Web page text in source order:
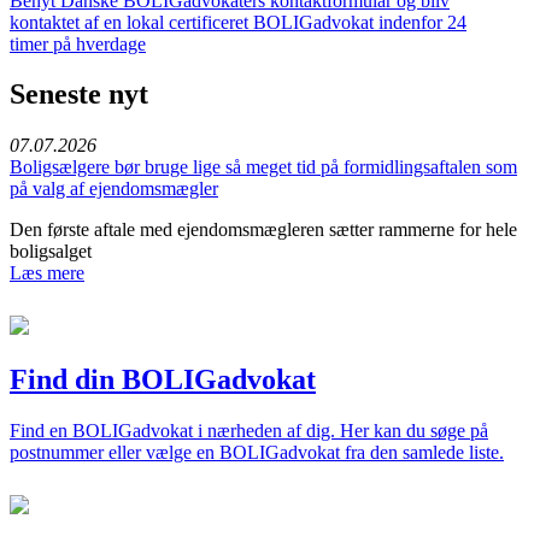
kontaktet af en lokal certificeret BOLIGadvokat indenfor 24
timer på hverdage
Seneste nyt
07.07.2026
Boligsælgere bør bruge lige så meget tid på formidlingsaftalen som
på valg af ejendomsmægler
Den første aftale med ejendomsmægleren sætter rammerne for hele
boligsalget
Læs mere
Find din BOLIGadvokat
Find en BOLIGadvokat i nærheden af dig. Her kan du søge på
postnummer eller vælge en BOLIGadvokat fra den samlede liste.